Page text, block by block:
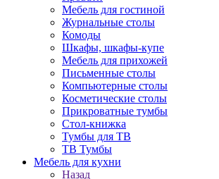
Мебель для гостиной
Журнальные столы
Комоды
Шкафы, шкафы-купе
Мебель для прихожей
Письменные столы
Компьютерные столы
Косметические столы
Прикроватные тумбы
Стол-книжка
Тумбы для ТВ
ТВ Тумбы
Мебель для кухни
Назад